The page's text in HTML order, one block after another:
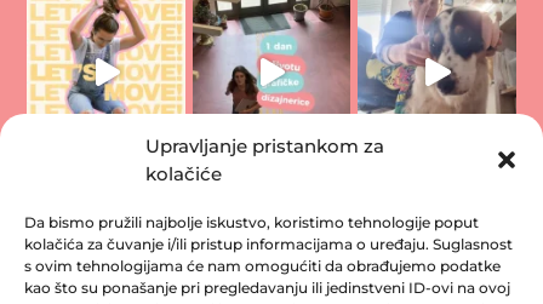
Upravljanje pristankom za
kolačiće
Da bismo pružili najbolje iskustvo, koristimo tehnologije poput
kolačića za čuvanje i/ili pristup informacijama o uređaju. Suglasnost
s ovim tehnologijama će nam omogućiti da obrađujemo podatke
kao što su ponašanje pri pregledavanju ili jedinstveni ID-ovi na ovoj